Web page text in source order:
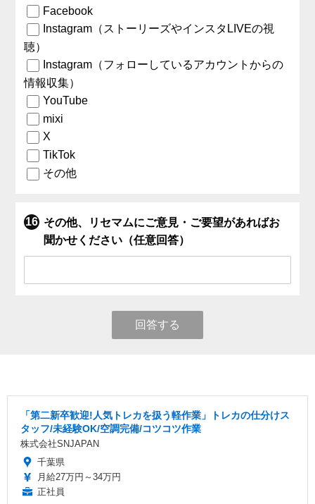
Facebook
Instagram（ストーリーズやインスタLIVEの視
聴）
Instagram（フォローしているアカウントからの
情報収集）
YouTube
mixi
X
TikTok
その他
その他、リセマムにご意見・ご要望があればお
聞かせください（任意回答）
回答する
「第二新卒歓迎!人気トレカを扱う軽作業」トレカの仕分けス
タッフ/未経験OK/空調完備/コツコツ作業
株式会社SNJAPAN
千葉県
月給27万円～34万円
正社員